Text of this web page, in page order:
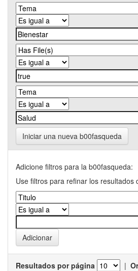
Iniciar una nueva b00fasqueda
Adicione filtros para la b00fasqueda:
Use filtros para refinar los resultados
Resultados por página |